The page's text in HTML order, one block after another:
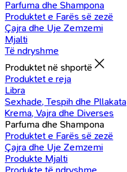
Parfuma dhe Shampona
Produktet e Farës së zezë
Çajra dhe Uje Zemzemi
Mjalti
Të ndryshme
Produktet në shportë
Produktet e reja
Libra
Sexhade, Tespih dhe Pllakata
Krema, Vajra dhe Diverses
Parfuma dhe Shampona
Produktet e Farës së zezë
Çajra dhe Uje Zemzemi
Produkte Mjalti
Produkte të ndryshme